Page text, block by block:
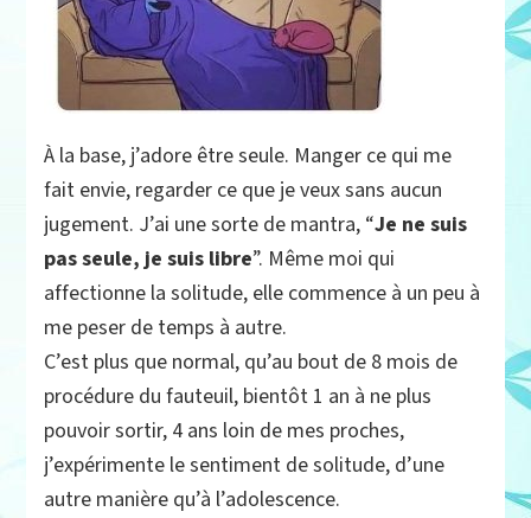
À la base, j’adore être seule. Manger ce qui me
fait envie, regarder ce que je veux sans aucun
jugement. J’ai une sorte de mantra, “Je ne suis
pas seule, je suis libre”. Même moi qui
affectionne la solitude, elle commence à un peu à
me peser de temps à autre.
C’est plus que normal, qu’au bout de 8 mois de
procédure du fauteuil, bientôt 1 an à ne plus
pouvoir sortir, 4 ans loin de mes proches,
j’expérimente le sentiment de solitude, d’une
autre manière qu’à l’adolescence.